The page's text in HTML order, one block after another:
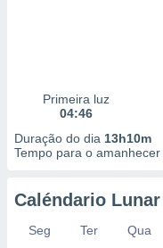
Primeira luz
04:46
Duração do dia 13h10m
Tempo para o amanhecer
Caléndario Lunar
Seg Ter Qua